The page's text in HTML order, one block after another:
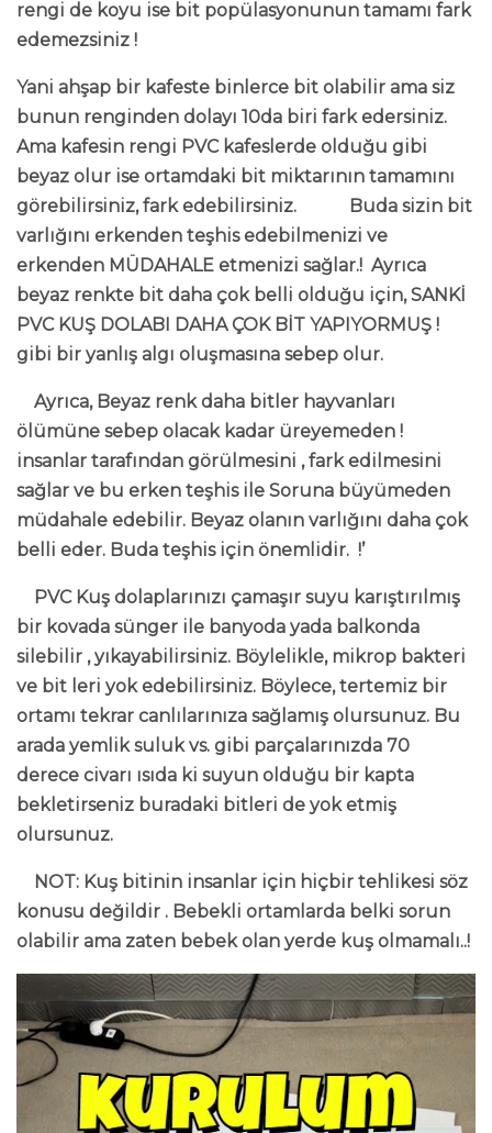
rengi de koyu ise bit popülasyonunun tamamı fark
edemezsiniz !
Yani ahşap bir kafeste binlerce bit olabilir ama siz
bunun renginden dolayı 10da biri fark edersiniz.
Ama kafesin rengi PVC kafeslerde olduğu gibi
beyaz olur ise ortamdaki bit miktarının tamamını
görebilirsiniz, fark edebilirsiniz. Buda sizin bit
varlığını erkenden teşhis edebilmenizi ve
erkenden MÜDAHALE etmenizi sağlar.! Ayrıca
beyaz renkte bit daha çok belli olduğu için, SANKİ
PVC KUŞ DOLABI DAHA ÇOK BİT YAPIYORMUŞ !
gibi bir yanlış algı oluşmasına sebep olur.
Ayrıca, Beyaz renk daha bitler hayvanları
ölümüne sebep olacak kadar üreyemeden !
insanlar tarafından görülmesini , fark edilmesini
sağlar ve bu erken teşhis ile Soruna büyümeden
müdahale edebilir. Beyaz olanın varlığını daha çok
belli eder. Buda teşhis için önemlidir. !’
PVC Kuş dolaplarınızı çamaşır suyu karıştırılmış
bir kovada sünger ile banyoda yada balkonda
silebilir , yıkayabilirsiniz. Böylelikle, mikrop bakteri
ve bit leri yok edebilirsiniz. Böylece, tertemiz bir
ortamı tekrar canlılarınıza sağlamış olursunuz. Bu
arada yemlik suluk vs. gibi parçalarınızda 70
derece civarı ısıda ki suyun olduğu bir kapta
bekletirseniz buradaki bitleri de yok etmiş
olursunuz.
NOT: Kuş bitinin insanlar için hiçbir tehlikesi söz
konusu değildir . Bebekli ortamlarda belki sorun
olabilir ama zaten bebek olan yerde kuş olmamalı..!
oynatıcı